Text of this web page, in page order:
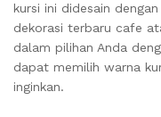
kursi ini didesain
dekorasi terbaru cafe
dalam pilihan Anda
dapat memilih warna
inginkan.